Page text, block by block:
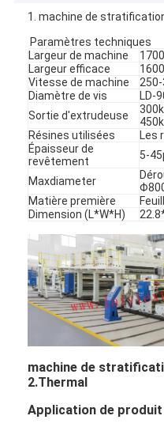
1. machine de
Paramètres techniques
Largeur de machine
Largeur efficace
Vitesse de machine
Diamètre de vis
LD-
Sortie d'extrudeuse
Résines utilisées
Les
Épaisseur de
revêtement
5-
Maxdiameter
Matière première
Dimension (L*W*H)
machine de
2.Thermal
Application de produit